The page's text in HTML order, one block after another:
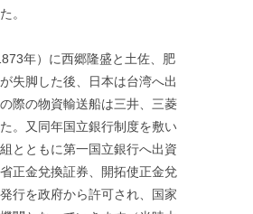
。
年）に西郷隆盛と土佐、肥
失脚した後、日本は台湾へ出
際の物資輸送船は三井、三菱
。又同年国立銀行制度を敷い
とともに第一国立銀行へ出資
正金兌換証券、開拓使正金兌
行を政府から許可され、国家